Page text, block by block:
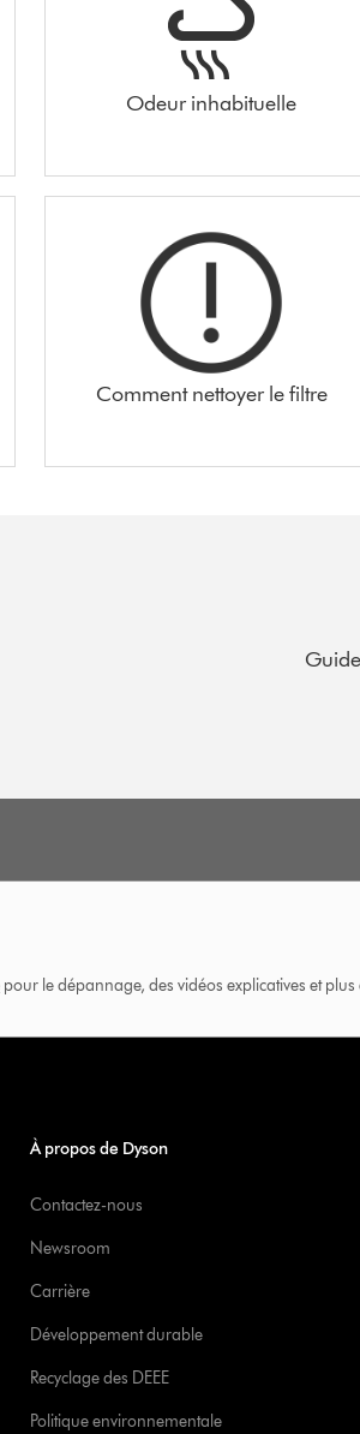
Odeur inhabituelle
Comment nettoyer le filtre
pour le dépannage, des vidéos explicatives et plus
À propos de Dyson
Contactez-nous
Newsroom
Carrière
Développement durable
Recyclage des DEEE
Politique environnementale